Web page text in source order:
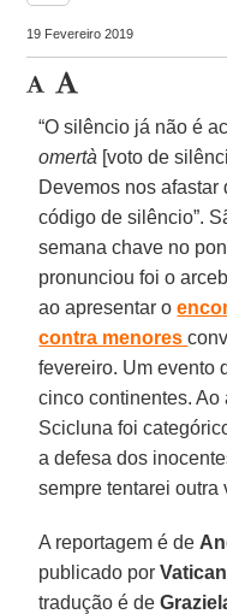
19 Fevereiro 2019
“O silêncio já não é
omertà [voto de
Devemos nos
código de silêncio”.
semana chave no
pronunciou foi o
ao apresentar o
contra menores
fevereiro. Um evento
cinco continentes. Ao
Scicluna foi
a defesa dos
sempre tentarei outra
A reportagem é de
publicado por
tradução é de